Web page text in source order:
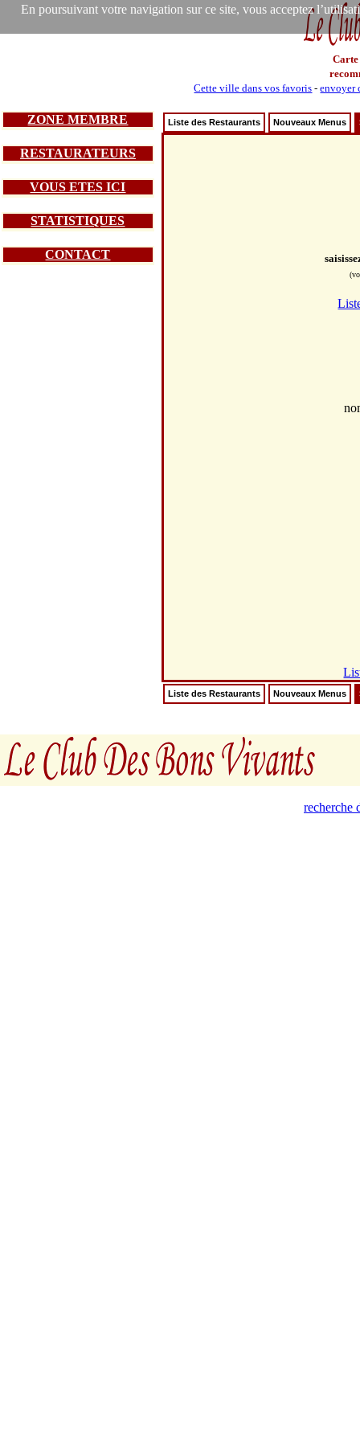
En poursuivant votre navigation sur ce site, vous acceptez
Carte
Cette ville dans vos favoris -envoyer
ZONE MEMBRE
RESTAURATEURS
VOUS ETES ICI
STATISTIQUES
CONTACT
Liste des Restaurants Nouveaux Menus
Liste des Restaurants Nouveaux Menus
recherche